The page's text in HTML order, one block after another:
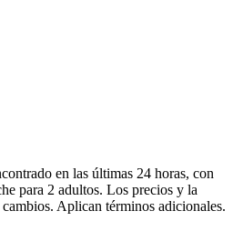
en las últimas 24 horas, con
para 2 adultos. Los precios y la
Aplican términos adicionales.